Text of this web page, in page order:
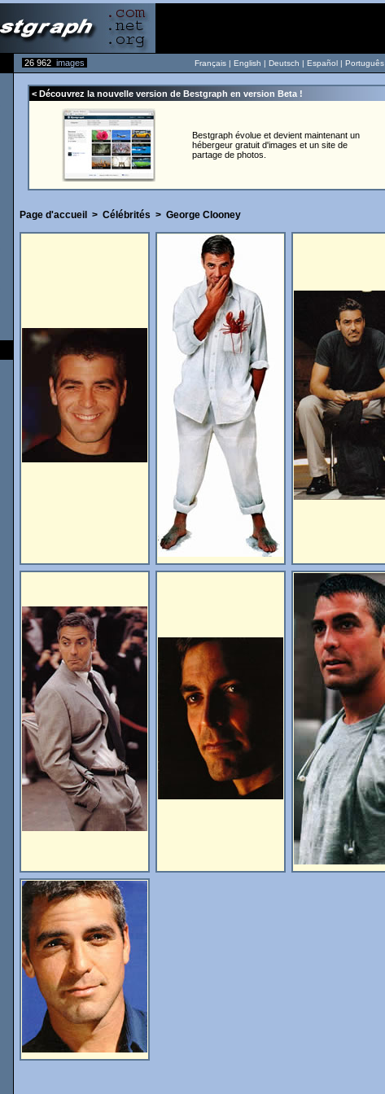
26 962 images Français | English | Deutsch | Español | Português
< Découvrez la nouvelle version de Bestgraph en version Beta !
Bestgraph évolue et devient maintenant un
hébergeur gratuit d'images et un site de
partage de photos.
Page d'accueil > Célébrités > George Clooney